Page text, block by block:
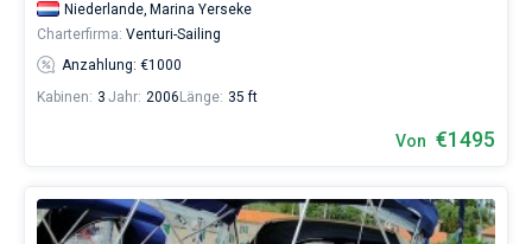
Niederlande, Marina Yerseke
Charterfirma: Venturi-Sailing
Anzahlung: €1000
Kabinen: 3 Jahr: 2006 Länge: 35 ft
Von €1495